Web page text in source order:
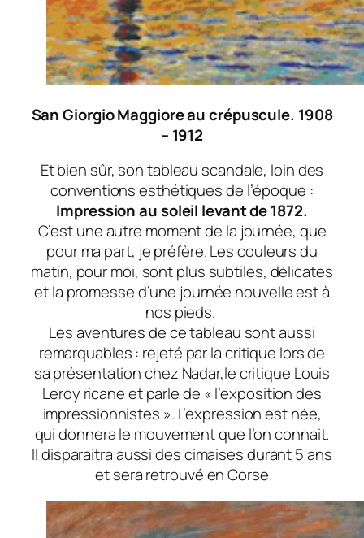
San Giorgio Maggiore au crépuscule. 1908
– 1912
Et bien sûr, son tableau scandale, loin des
conventions esthétiques de l’époque :
Impression au soleil levant de 1872.
C’est une autre moment de la journée, que
pour ma part, je préfère. Les couleurs du
matin, pour moi, sont plus subtiles, délicates
et la promesse d’une journée nouvelle est à
nos pieds.
Les aventures de ce tableau sont aussi
remarquables : rejeté par la critique lors de
sa présentation chez Nadar,le critique Louis
Leroy ricane et parle de « l’exposition des
impressionnistes ». L’expression est née,
qui donnera le mouvement que l’on connait.
Il disparaitra aussi des cimaises durant 5 ans
et sera retrouvé en Corse